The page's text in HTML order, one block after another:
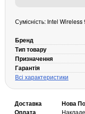
Аксесуари
Хаби і кардридери
Фильтри та стабілізатори
Павербанки
Кабелі, роз'єми, перехідники
Аксесуари для ноутбуків
Акумулятори
Сумісність: Intel
Бренд
Тип товару
Призначення
Гарантія
Всі характеристики
Доставка Нова
Оплата